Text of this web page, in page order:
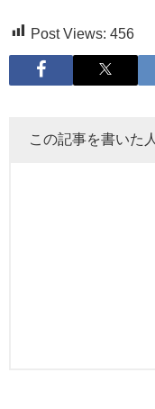
Post Views: 456
この記事を書いた人